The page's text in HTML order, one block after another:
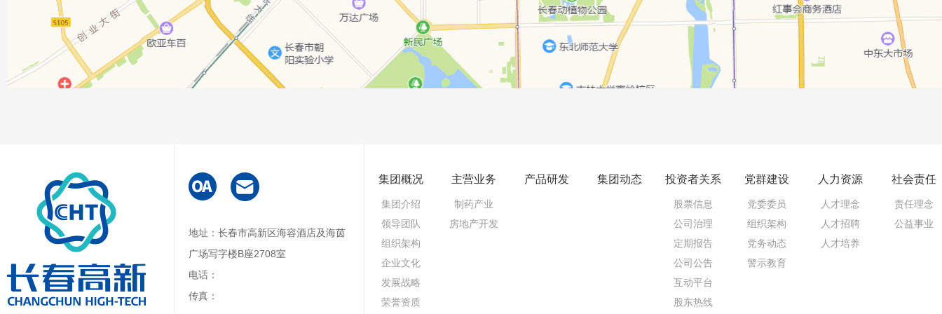
地址：长春市高新区海容酒店及海茵
广场写字楼B座2708室
电话：
传真：
集团概况
集团介绍
领导团队
组织架构
企业文化
发展战略
荣誉资质
主营业务
制药产业
房地产开发
产品研发 集团动态 投资者关系
股票信息
公司治理
定期报告
公司公告
互动平台
股东热线
党群建设
党委委员
组织架构
党务动态
警示教育
人力资源
人才理念
人才招聘
人才培养
社会责任
责任理念
公益事业